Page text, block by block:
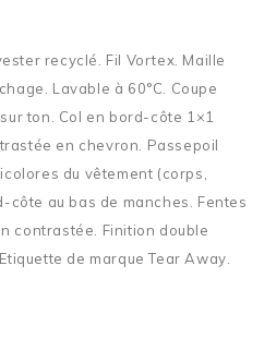
recyclé. Fil Vortex. Maille
Lavable à 60°C. Coupe
ton. Col en bord-côte 1×1
en chevron. Passepoil
du vêtement (corps,
côte au bas de manches. Fentes
contrastée. Finition double
de marque Tear Away.